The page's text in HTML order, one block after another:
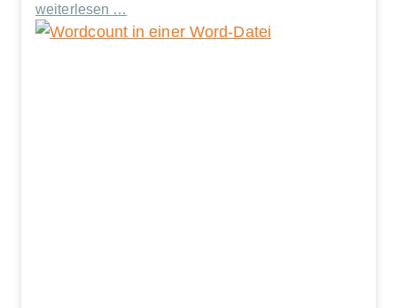
weiterlesen …